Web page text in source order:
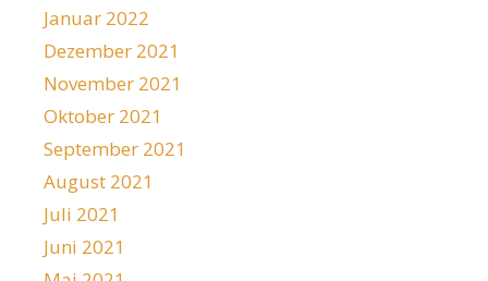
Januar 2022
Dezember 2021
November 2021
Oktober 2021
September 2021
August 2021
Juli 2021
Juni 2021